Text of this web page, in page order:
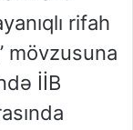
rifah
mövzusuna
İİB